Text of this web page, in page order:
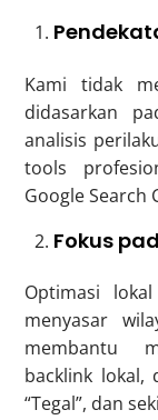
Kami tidak
didasarkan
analisis
tools
Google Search
Fokus
Optimasi
menyasar
membantu
backlink lokal,
“Tegal”, dan